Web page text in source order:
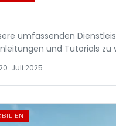
umfassenden
und Tutorials zu
20. Juli 2025